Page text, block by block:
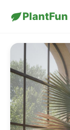
PlantFun